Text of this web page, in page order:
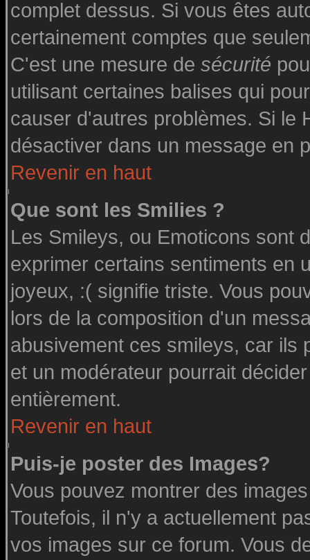
complet dessus. Si vous êtes
certainement comptes que
C'est une mesure de sécurité
utilisant certaines balises qui
causer d'autres problèmes. Si le
désactiver dans un message en
Revenir en haut
Que sont les Smilies ?
Les Smileys, ou Emoticons sont
exprimer certains sentiments en
joyeux, :( signifie triste. Vous
lors de la composition d'un
abusivement ces smileys, car ils
et un modérateur pourrait
entièrement.
Revenir en haut
Puis-je poster des Images?
Vous pouvez montrer des
Toutefois, il n'y a actuellement
vos images sur ce forum. Vous